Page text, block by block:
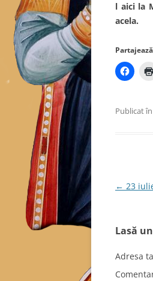
l aici la
acela.
Publicat
Navigare
← 23
Lasă
Adresa